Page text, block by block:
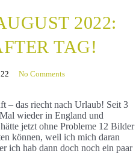
2022:
TAG!
No Comments
– das riecht nach Urlaub! Seit 3
wieder in England und
jetzt ohne Probleme 12 Bilder
können, weil ich mich daran
ich hab dann doch noch ein paar